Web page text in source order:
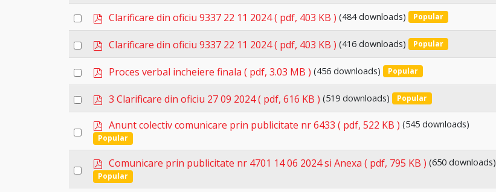
item
Select
an
item
p
d
Clarificare din oficiu 9337 22 11 2024( pdf, 403 KB ) (484 downloads) Popular
Select
an
item
pClarificare din oficiu 9337 22 11 2024( pdf, 403 KB ) (416 downloads) Popular
Select
an
item
p
d
Proces verbal incheiere finala ( pdf, 3.03 MB ) (456 downloads) Popular
Select
an
item
p3 Clarificare din oficiu 27 09 2024( pdf, 616 KB ) (519 downloads) Popular
Select
an
p
d
f
Anunt colectiv comunicare prin publicitate nr 6433 ( pdf, 522 KB ) (545 downloads)
Popular
Select
p
d
f
Comunicare prin publicitate nr 4701 14 06 2024 si Anexa ( pdf, 795 KB ) (650 downloads)
Popular